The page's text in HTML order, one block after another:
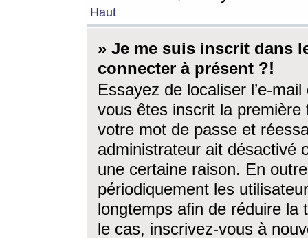
Haut
» Je me suis inscrit dans
connecter à présent ?!
Essayez de localiser l’e-
vous êtes inscrit la première
votre mot de passe et
administrateur ait désactivé
une certaine raison. En
périodiquement les
longtemps afin de réduire la
le cas, inscrivez-vous à